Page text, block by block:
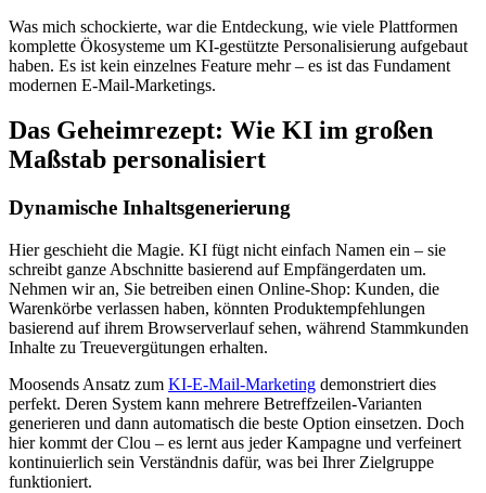
Was mich schockierte, war die Entdeckung, wie viele Plattformen
komplette Ökosysteme um KI-gestützte Personalisierung aufgebaut
haben. Es ist kein einzelnes Feature mehr – es ist das Fundament
modernen E-Mail-Marketings.
Das Geheimrezept: Wie KI im großen
Maßstab personalisiert
Dynamische Inhaltsgenerierung
Hier geschieht die Magie. KI fügt nicht einfach Namen ein – sie
schreibt ganze Abschnitte basierend auf Empfängerdaten um.
Nehmen wir an, Sie betreiben einen Online-Shop: Kunden, die
Warenkörbe verlassen haben, könnten Produktempfehlungen
basierend auf ihrem Browserverlauf sehen, während Stammkunden
Inhalte zu Treuevergütungen erhalten.
Moosends Ansatz zum KI-E-Mail-Marketing demonstriert dies
perfekt. Deren System kann mehrere Betreffzeilen-Varianten
generieren und dann automatisch die beste Option einsetzen. Doch
hier kommt der Clou – es lernt aus jeder Kampagne und verfeinert
kontinuierlich sein Verständnis dafür, was bei Ihrer Zielgruppe
funktioniert.